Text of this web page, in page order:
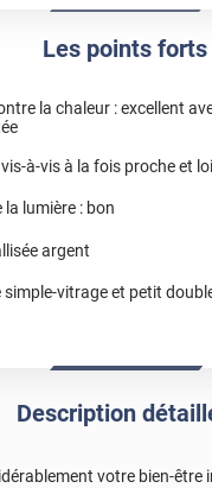
Les points forts
la chaleur : excellent
à-vis à la fois proche et
la lumière : bon
argent
simple-vitrage et petit
Luminis Films -17/
merci pour avoir pris le
🥰 N'hésitez pas à parler
a la description, je
y a 225 jours
*****
Il y a 389 jours
Description
votre bien-être